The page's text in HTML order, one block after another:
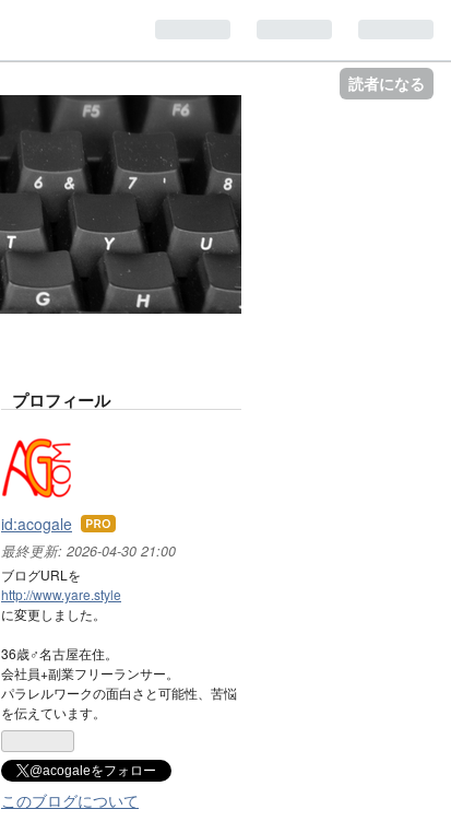
読者になる
プロフィール
id:acogale はて
なブ
Pro
最終更新: 2026-04-30 21:00
ブログURLを
http://www.yare.style
に変更しました。
36歳♂名古屋在住。
会社員+副業フリーランサー。
パラレルワークの面白さと可能性、苦悩
を伝えています。
@acogaleをフォロー
このブログについて